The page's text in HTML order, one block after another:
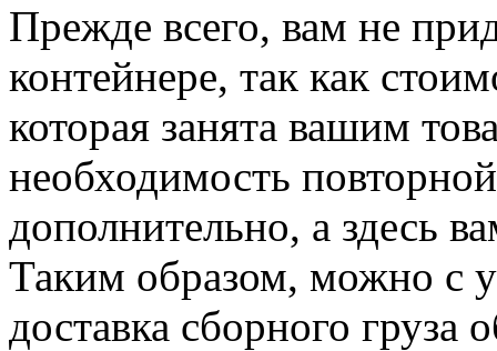
Прежде всего, вам не
контейнере, так как
которая занята вашим
необходимость
дополнительно, а здесь
Таким образом, можно с
доставка сборного груза